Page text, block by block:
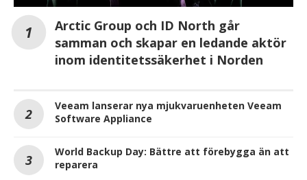
Arctic Group och ID North går
samman och skapar en ledande aktör
inom identitetssäkerhet i Norden
Veeam lanserar nya mjukvaruenheten Veeam
Software Appliance
World Backup Day: Bättre att förebygga än att
reparera